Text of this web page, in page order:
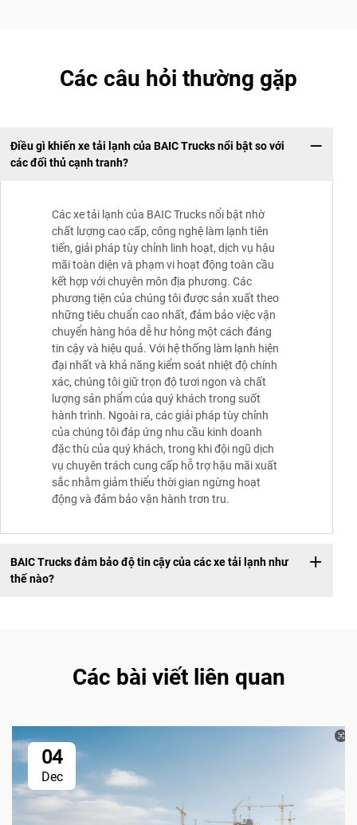
Các câu hỏi thường gặp
Điều gì khiến xe tải lạnh của BAIC Trucks nổi bật so với
các đối thủ cạnh tranh?
Các xe tải lạnh của BAIC Trucks nổi bật nhờ
chất lượng cao cấp, công nghệ làm lạnh tiên
tiến, giải pháp tùy chỉnh linh hoạt, dịch vụ hậu
mãi toàn diện và phạm vi hoạt động toàn cầu
kết hợp với chuyên môn địa phương. Các
phương tiện của chúng tôi được sản xuất theo
những tiêu chuẩn cao nhất, đảm bảo việc vận
chuyển hàng hóa dễ hư hỏng một cách đáng
tin cậy và hiệu quả. Với hệ thống làm lạnh hiện
đại nhất và khả năng kiểm soát nhiệt độ chính
xác, chúng tôi giữ trọn độ tươi ngon và chất
lượng sản phẩm của quý khách trong suốt
hành trình. Ngoài ra, các giải pháp tùy chỉnh
của chúng tôi đáp ứng nhu cầu kinh doanh
đặc thù của quý khách, trong khi đội ngũ dịch
vụ chuyên trách cung cấp hỗ trợ hậu mãi xuất
sắc nhằm giảm thiểu thời gian ngừng hoạt
động và đảm bảo vận hành trơn tru.
BAIC Trucks đảm bảo độ tin cậy của các xe tải lạnh như
thế nào?
Các bài viết liên quan
04
Dec